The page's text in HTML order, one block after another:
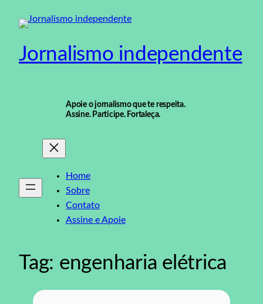
para
conteúdo
Jornalismo independente
Apoie o jornalismo que te respeita.
Assine. Participe. Fortaleça.
Home
Sobre
Contato
Assine e Apoie
Tag: engenharia elétrica